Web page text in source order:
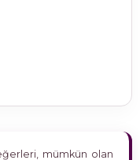
mümkün olan